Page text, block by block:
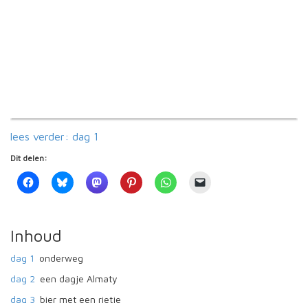
lees verder: dag 1
Dit delen:
Inhoud
dag 1 onderweg
dag 2 een dagje Almaty
dag 3 bier met een rietje